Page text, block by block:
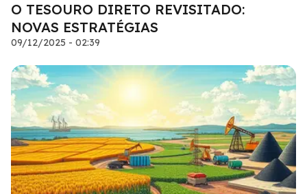
O TESOURO DIRETO REVISITADO:
NOVAS ESTRATÉGIAS
09/12/2025 - 02:39